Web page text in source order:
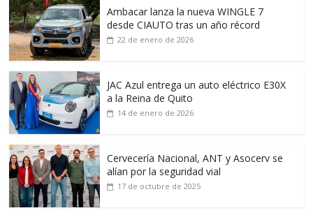
Ambacar lanza la nueva WINGLE 7
desde CIAUTO tras un año récord
22 de enero de 2026
JAC Azul entrega un auto eléctrico E30X
a la Reina de Quito
14 de enero de 2026
Cervecería Nacional, ANT y Asocerv se
alían por la seguridad vial
17 de octubre de 2025